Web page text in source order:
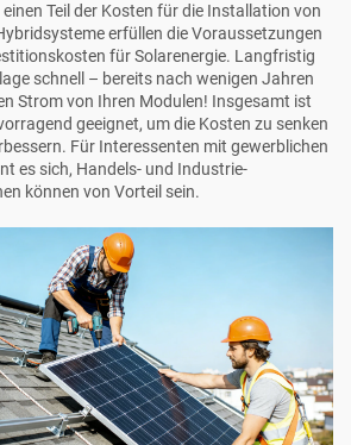
Teil der Kosten für die Installation von
erfüllen die Voraussetzungen
für Solarenergie. Langfristig
schnell – bereits nach wenigen Jahren
Strom von Ihren Modulen! Insgesamt ist
geeignet, um die Kosten zu senken
Für Interessenten mit gewerblichen
es sich, Handels- und Industrie-
können von Vorteil sein.